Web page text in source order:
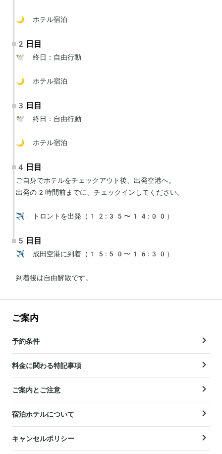
🌙 ホテル宿泊
2日目
🕊 終日：自由行動
🌙 ホテル宿泊
3日目
🕊 終日：自由行動
🌙 ホテル宿泊
4日目
ご自身でホテルをチェックアウト後、出発空港へ。
出発の2時間前までに、チェックインしてください。
✈️ トロントを出発（12:35〜14:00）
5日目
✈️ 成田空港に到着（15:50〜16:30）
到着後は自由解散です。
ご案内
予約条件
料金に関わる特記事項
ご案内とご注意
宿泊ホテルについて
キャンセルポリシー